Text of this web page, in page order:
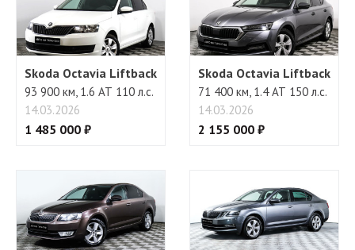
Skoda Octavia Liftback
93 900 км, 1.6 АТ 110 л.с.
14.03.2026
1 485 000 ₽
Skoda Octavia Liftback
71 400 км, 1.4 АТ 150 л.с.
14.03.2026
2 155 000 ₽